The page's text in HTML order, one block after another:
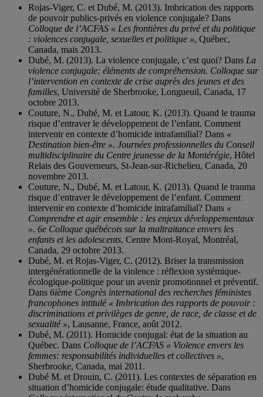
Rojas-Viger, C. et Dubé, M. (2013). Imbrication des rapports
de pouvoir publics-privés en violence conjugale? Dans
Colloque de l’ACFAS « Les frontières du privé et du politique
: violences conjugale, sexuelles et politique », Québec,
Canada, mais 2013.
Dubé, M. (2013). La violence conjugale, c’est quoi? Dans La
violence conjugale: éléments de compréhension. Colloque sur
l’intervention en contexte de crise auprès des jeunes et des
familles, Université de Sherbrooke, Longueuil, Canada, 17
octobre 2013.
Couture, N., Dubé, M. et Latour, K. (2013). Quand le trauma
risque d’entraver le développement de l’enfant. Comment
intervenir en contexte d’homicide intrafamilial? Dans «
Destination bien-être ». Journées professionnelles du Conseil
multidisciplinaire du Centre jeunesse de la Montérégie, Hôtel
Relais des Gouverneurs, St-Jean-sur-Richelieu, Canada, 20
novembre 2013.
Couture, N., Dubé, M. et Latour, K. (2013). Quand le trauma
risque d’entraver le développement de l’enfant. Comment
intervenir en contexte d’homicide intrafamilial? Dans «
Comprendre et agir ensemble : les enjeux développementaux
». 6e Colloque québécois sur la maltraitance envers les
enfants et les adolescents, Centre Mont-Royal, Montréal,
Canada, 29 octobre 2013.
Dubé, M. et Rojas-Viger, C. (2012). Briser la transmission
intergénérationnelle de la violence : réflexion systémique-
écologique-politique pour un avenir promotionnel et préventif.
Dans 6ième Congrès international des recherches féministes
francophones intitulé « Imbrication des rapports de pouvoir :
discriminations et privilèges de genre, de race, de classe et de
sexualité », Lausanne, France, août 2012.
Dubé, M. (2011). Homicide conjugal: état de la situation au
Québec. Dans Colloque de l’ACFAS « Violence envers les
femmes: responsabilités individuelles et collectives »,
Sherbrooke, Canada, mai 2011.
Dubé M. et Drouin, C. (2011). Les contextes de séparation en
situation d’homicide conjugale: étude qualitative. Dans